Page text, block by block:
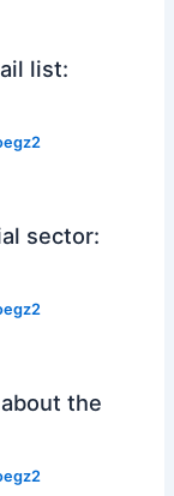
list:
sector:
the